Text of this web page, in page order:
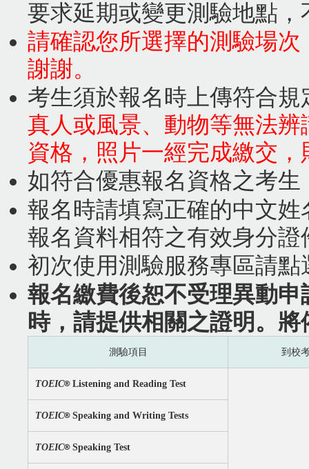
要求延期或變更測驗地點
請確認您所選擇的測驗場
謝謝。
考生須於報名時上傳符合
真人或風景、動物等無法
資格，照片一經完成繳交
如符合優惠報名資格之考
報名時請填寫正確的中文
報名資料相符之有效身分證
初次使用測驗服務專區請
報名繳費後恕不受理異動
時，請提供相關之證明。
測驗項目 到校
TOEIC® Listening and Reading Test
TOEIC® Speaking and Writing Tests
TOEIC® Speaking Test